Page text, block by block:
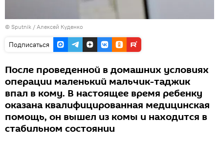
© Sputnik / Алексей Куденко
Подписаться
После проведенной в домашних условиях
операции маленький мальчик-таджик
впал в кому. В настоящее время ребенку
оказана квалифицированная медицинская
помощь, он вышел из комы и находится в
стабильном состоянии